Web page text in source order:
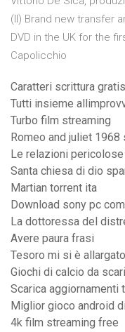
(Il) Brand new transfer
DVD in the UK for the
Capolicchio
Caratteri scrittura gratis
Tutti insieme
Turbo film streaming
Romeo and juliet
Le relazioni
Santa chiesa di dio
Martian torrent ita
Download sony pc
La dottoressa del
Avere paura frasi
Tesoro mi si è
Giochi di calcio da
Scarica aggiornamenti
Miglior gioco android
4k film streaming free